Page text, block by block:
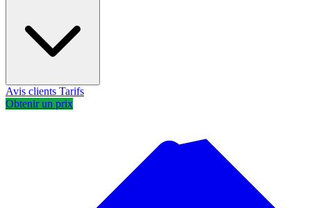
Avis clients Tarifs
Obtenir un prix